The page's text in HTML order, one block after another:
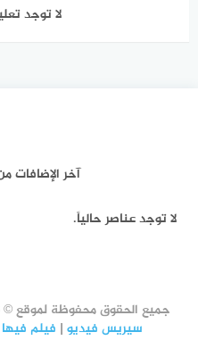
لا توجد
آخر
لا توجد عناصر حالياً.
جميع الحقوق محفوظة لموقع © 2026 أجارس للصحة
سيريس فيديو | فيلم